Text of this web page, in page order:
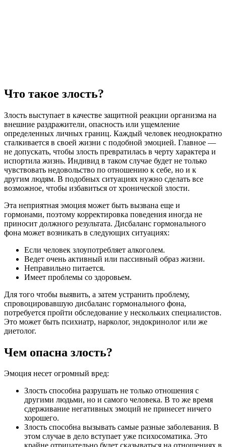
Что такое злость?
Злость выступает в качестве защитной реакции организма на
внешние раздражители, опасность или ущемление
определенных личных границ. Каждый человек неоднократно
сталкивается в своей жизни с подобной эмоцией. Главное —
не допускать, чтобы злость превратилась в черту характера и
испортила жизнь. Индивид в таком случае будет не только
чувствовать недовольство по отношению к себе, но и к
другим людям. В подобных ситуациях нужно сделать все
возможное, чтобы избавиться от хронической злости.
Эта неприятная эмоция может быть вызвана еще и
гормонами, поэтому корректировка поведения иногда не
приносит должного результата. Дисбаланс гормонального
фона может возникать в следующих ситуациях:
Если человек злоупотребляет алкоголем.
Ведет очень активный или пассивный образ жизни.
Неправильно питается.
Имеет проблемы со здоровьем.
Для того чтобы выявить, а затем устранить проблему,
спровоцировавшую дисбаланс гормонального фона,
потребуется пройти обследование у нескольких специалистов.
Это может быть психиатр, нарколог, эндокринолог или же
диетолог.
Чем опасна злость?
Эмоция несет огромный вред:
Злость способна разрушать не только отношения с
другими людьми, но и самого человека. В то же время
сдерживание негативных эмоций не принесет ничего
хорошего.
Злость способна вызывать самые разные заболевания. В
этом случае в дело вступает уже психосоматика. Это